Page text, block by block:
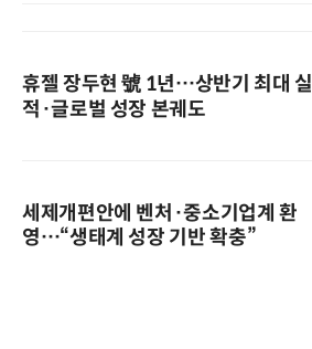
휴젤 장두현 號 1년…상반기 최대 실
적·글로벌 성장 본궤도
세제개편안에 벤처·중소기업계 환
영…“생태계 성장 기반 확충”